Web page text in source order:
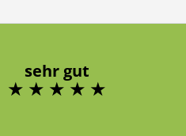
sehr gut